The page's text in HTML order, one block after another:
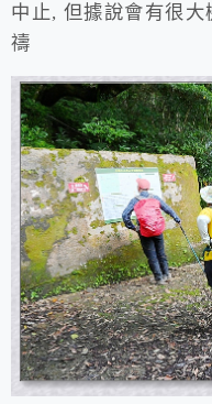
中止, 但據說會有很
禱